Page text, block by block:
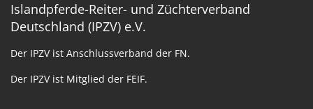
Islandpferde-Reiter- und Züchterverband
Deutschland (IPZV) e.V.
Der IPZV ist Anschlussverband der FN.
Der IPZV ist Mitglied der FEIF.